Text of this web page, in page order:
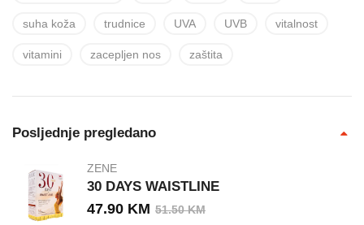
suha koža trudnice UVA UVB vitalnost
vitamini zacepljen nos zaštita
Posljednje pregledano
ZENE
30 DAYS WAISTLINE
51.50KM
47.90 KM